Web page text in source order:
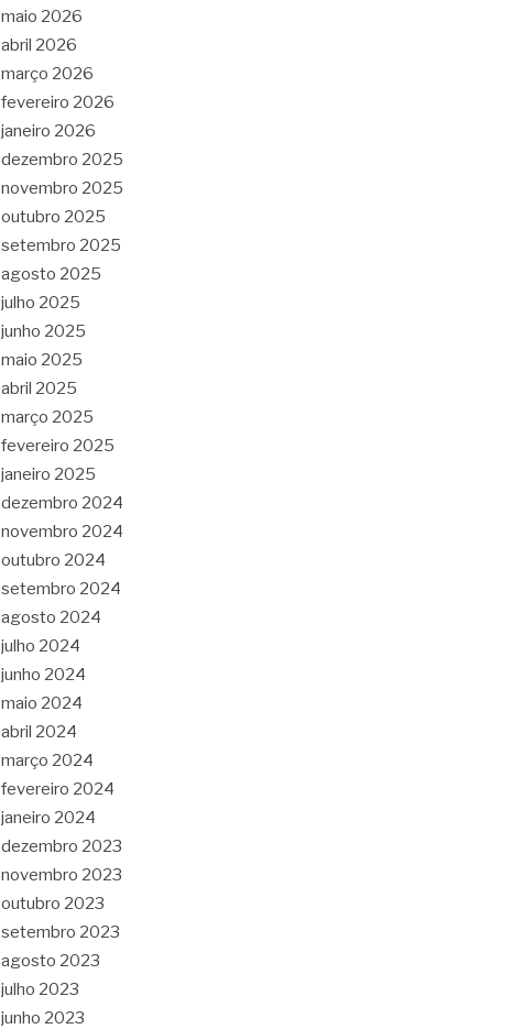
maio 2026
abril 2026
março 2026
fevereiro 2026
janeiro 2026
dezembro 2025
novembro 2025
outubro 2025
setembro 2025
agosto 2025
julho 2025
junho 2025
maio 2025
abril 2025
março 2025
fevereiro 2025
janeiro 2025
dezembro 2024
novembro 2024
outubro 2024
setembro 2024
agosto 2024
julho 2024
junho 2024
maio 2024
abril 2024
março 2024
fevereiro 2024
janeiro 2024
dezembro 2023
novembro 2023
outubro 2023
setembro 2023
agosto 2023
julho 2023
junho 2023